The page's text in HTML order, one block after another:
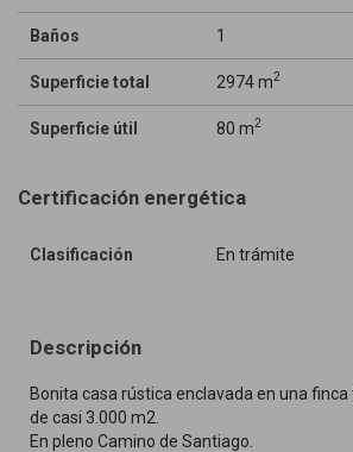
Baños 1
Superficie total 2974 m2
Superficie útil 80 m2
Certificación energética
Clasificación En trámite
Descripción
Bonita casa rústica enclavada en una
de casi 3.000 m2.
En pleno Camino de Santiago.